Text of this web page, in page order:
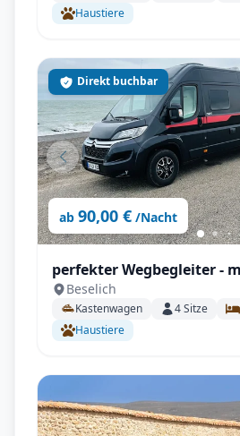
Haustiere
ab 90,00 € /Nacht
Direkt buchbar
perfekter Wegbegleiter -
Komfort V 630 J X-Edition
Beselich
Kastenwagen 4Sitze
Haustiere